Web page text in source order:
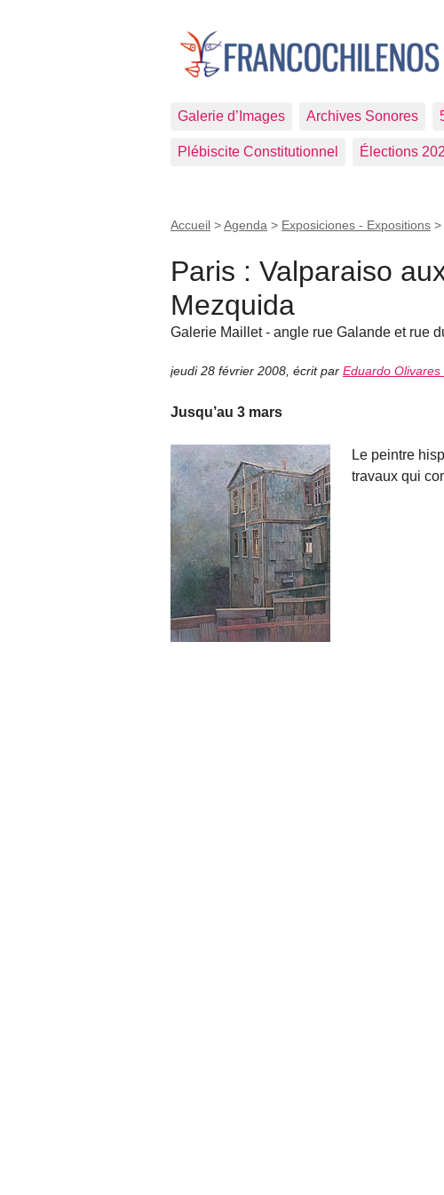
Galerie d’Images Archives Sonores
Plébiscite Constitutionnel Élections
Accueil >Agenda > Exposiciones - Expositions >
Paris : Valparaiso
Mezquida
Galerie Maillet - angle rue Galande et rue
jeudi 28 février 2008 écrit par Eduardo Olivares
Jusqu’au 3 mars
Le peintre
travaux qui